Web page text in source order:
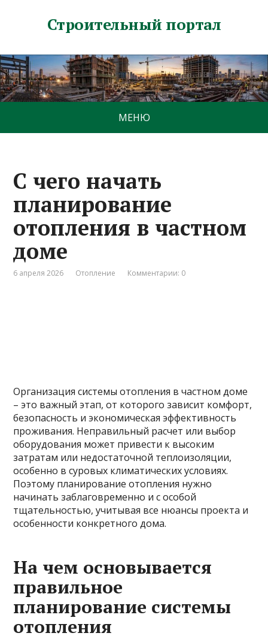
Строительный портал
МЕНЮ
С чего начать
планирование
отопления в частном
доме
6 апреля 2026 Отопление Комментарии: 0
Организация системы отопления в частном доме
– это важный этап, от которого зависит комфорт,
безопасность и экономическая эффективность
проживания. Неправильный расчет или выбор
оборудования может привести к высоким
затратам или недостаточной теплоизоляции,
особенно в суровых климатических условиях.
Поэтому планирование отопления нужно
начинать заблаговременно и с особой
тщательностью, учитывая все нюансы проекта и
особенности конкретного дома.
На чем основывается
правильное
планирование системы
отопления